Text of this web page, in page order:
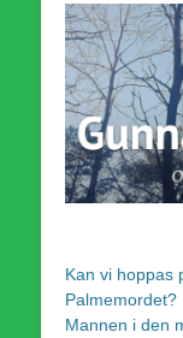
Kan vi hoppas
Mannen i den